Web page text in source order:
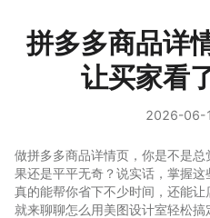
拼多多商品详
让买家看
2026-06-
做拼多多商品详情页，你是不是总
果还是平平无奇？说实话，掌握这
真的能帮你省下不少时间，还能
就来聊聊怎么用美图设计室轻松搞